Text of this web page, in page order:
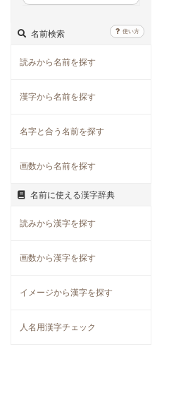
名前検索 使い方
読みから名前を探す
漢字から名前を探す
名字と合う名前を探す
画数から名前を探す
名前に使える漢字辞典
読みから漢字を探す
画数から漢字を探す
イメージから漢字を探す
人名用漢字チェック